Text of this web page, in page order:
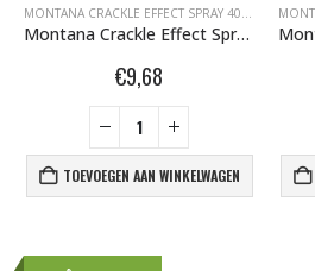
EFFECT SPRAY 400ML
MONTANA EFFECT SPRAY,MONTANA GRAFFITI
Montana Crackle Effect Spray EC 6000 Platina Green RAL 6000 400 ml 418457
€9,68
TOEVOEGEN AAN WINKELWAGEN